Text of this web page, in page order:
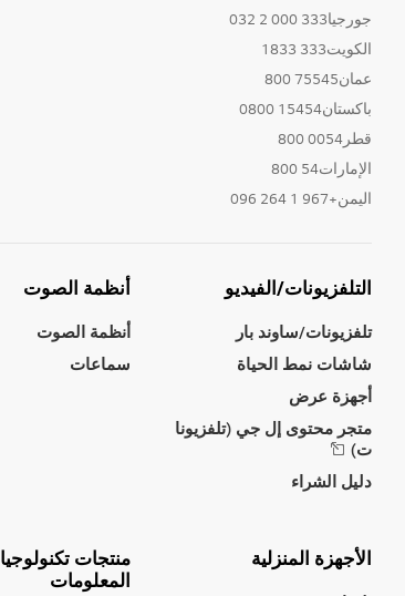
جورجيا333 000 2 032
الكويت333 1833
عمان75545 800
باكستان15454 0800
قطر0054 800
الإمارات54 800
اليمن+967 1 264 096
التلفزيونات/الفيديو
تلفزيونات/ساوند بار
شاشات نمط الحياة
أجهزة عرض
متجر محتوى إل جي (تلفزيونا
ت)
دليل الشراء
أنظمة الصوت
أنظمة الصوت
سماعات
الأجهزة المنزلية
منتجات تكنولوجيا
المعلومات